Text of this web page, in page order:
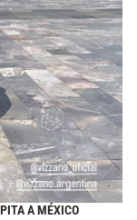
A MÉXICO